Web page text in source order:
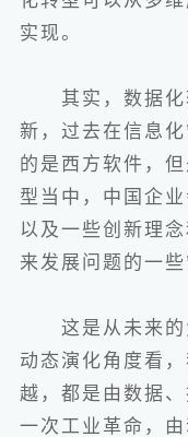
实现。
其实，数据化
新，过去在信息
的是西方软件，
型当中，中国企
以及一些创新理
来发展问题的一
这是从未来的
动态演化角度看
越，都是由数据
一次工业革命，